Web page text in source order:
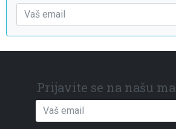
Prijavite se na našu